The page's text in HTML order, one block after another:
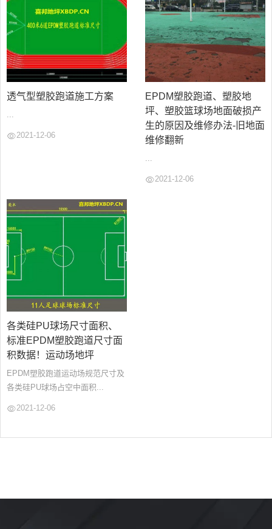
透气型塑胶跑道施工方案
...
2021-12-06
EPDM塑胶跑道、塑胶地
坪、塑胶篮球场地面破损产
生的原因及维修办法-旧地面
维修翻新
...
2021-12-06
各类硅PU球场尺寸面积、
标准EPDM塑胶跑道尺寸面
积数据！运动场地坪
EPDM塑胶跑道运动场规范尺寸及
各类硅PU球场占空中面积...
2021-12-06